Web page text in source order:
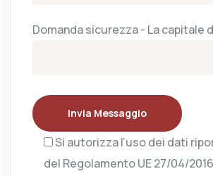
Domanda sicurezza - La capitale
Invia Messaggio
Si autorizza l’uso dei dati
del Regolamento UE 27/04/